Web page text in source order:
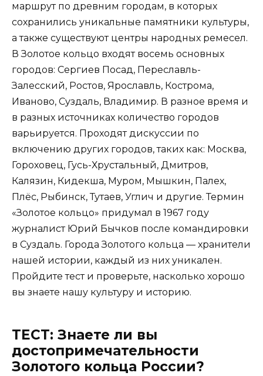
маршрут по древним городам, в которых
сохранились уникальные памятники культуры,
а также существуют центры народных ремесел.
В Золотое кольцо входят восемь основных
городов: Сергиев Посад, Переславль-
Залесский, Ростов, Ярославль, Кострома,
Иваново, Суздаль, Владимир. В разное время и
в разных источниках количество городов
варьируется. Проходят дискуссии по
включению других городов, таких как: Москва,
Гороховец, Гусь-Хрустальный, Дмитров,
Калязин, Кидекша, Муром, Мышкин, Палех,
Плёс, Рыбинск, Тутаев, Углич и другие. Термин
«Золотое кольцо» придумал в 1967 году
журналист Юрий Бычков после командировки
в Суздаль. Города Золотого кольца — хранители
нашей истории, каждый из них уникален.
Пройдите тест и проверьте, насколько хорошо
вы знаете нашу культуру и историю.
ТЕСТ: Знаете ли вы
достопримечательности
Золотого кольца России?